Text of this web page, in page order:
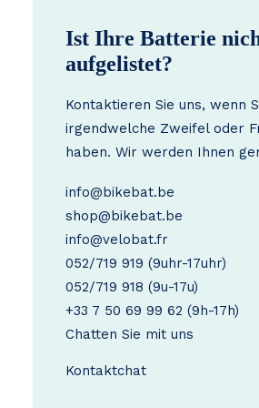
Ist Ihre Batterie
aufgelistet?
Kontaktieren Sie uns, wenn
irgendwelche Zweifel oder
haben. Wir werden Ihnen
info@bikebat.be
shop@bikebat.be
info@velobat.fr
052/719 919 (9uhr-17uhr)
052/719 918 (9u-17u)
+33 7 50 69 99 62 (9h-17h)
Chatten Sie mit uns
Kontaktchat